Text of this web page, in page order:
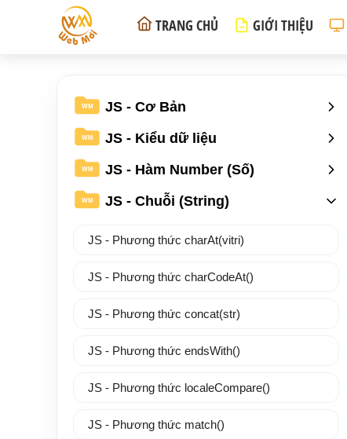
TRANG CHỦ GIỚI THIỆU
WM JS - Cơ Bản
WM JS - Kiểu dữ liệu
WM JS - Hàm Number (Số)
WM JS - Chuỗi (String)
JS - Phương thức charAt(vitri)
JS - Phương thức charCodeAt()
JS - Phương thức concat(str)
JS - Phương thức endsWith()
JS - Phương thức localeCompare()
JS - Phương thức match()